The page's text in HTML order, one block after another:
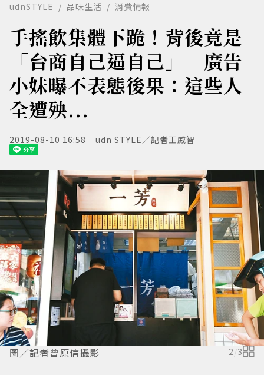
udnSTYLE 品味生活 消費情報
手搖飲集體下跪！背後竟是
「台商自己逼自己」 廣告
小妹曝不表態後果：這些人
全遭殃...
2019-08-10 16:58 udn STYLE／記者王威智
圖／記者曾原信攝影 2/3